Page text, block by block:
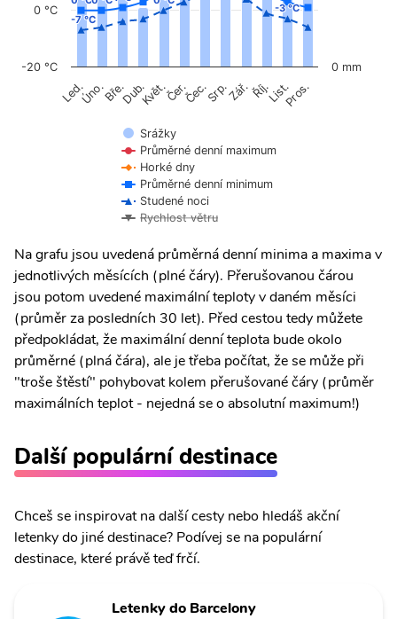
-7 °C
-7 °C
-3 °C
-3 °C
Srážky
Průměrné denní maximum
Horké dny
Průměrné denní minimum
Studené noci
Rychlost větru
Led.Úno.Bře.Dub.Květ.Čer.Čec.Srp.Zář.Říj.List.Pros.
0 °C
-20 °C 0 mm
Na grafu jsou uvedená průměrná denní minima a maxima v
jednotlivých měsících (plné čáry). Přerušovanou čárou
jsou potom uvedené maximální teploty v daném měsíci
(průměr za posledních 30 let). Před cestou tedy můžete
předpokládat, že maximální denní teplota bude okolo
průměrné (plná čára), ale je třeba počítat, že se může při
"troše štěstí" pohybovat kolem přerušované čáry (průměr
maximálních teplot - nejedná se o absolutní maximum!)
Další populární destinace
Chceš se inspirovat na další cesty nebo hledáš akční
letenky do jiné destinace? Podívej se na populární
destinace, které právě teď frčí.
Letenky do Barcelony